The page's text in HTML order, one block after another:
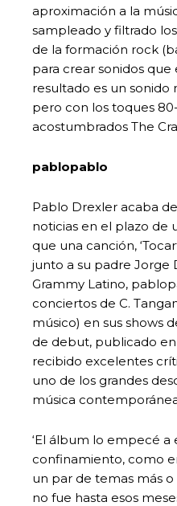
aproximación a la
sampleado y filtrado
de la formación rock
para crear sonidos que
resultado es un
pero con los toques
acostumbrados The
pablopablo
Pablo Drexler acaba
noticias en el plazo de
que una canción,
junto a su padre Jorge
Grammy Latino,
conciertos de C.
músico) en sus shows
de debut, publicado
recibido excelentes
uno de los grandes
música
‘El álbum lo empecé a
confinamiento, como
un par de temas más
no fue hasta esos